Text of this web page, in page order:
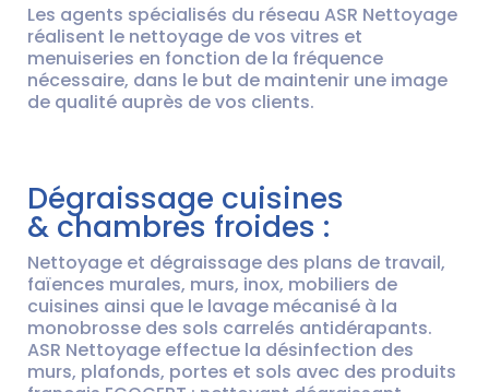
Les agents spécialisés du réseau ASR Nettoyage
réalisent le nettoyage de vos vitres et
menuiseries en fonction de la fréquence
nécessaire, dans le but de maintenir une image
de qualité auprès de vos clients.
Dégraissage cuisines
& chambres froides :
Nettoyage et dégraissage des plans de travail,
faïences murales, murs, inox, mobiliers de
cuisines ainsi que le lavage mécanisé à la
monobrosse des sols carrelés antidérapants.
ASR Nettoyage effectue la désinfection des
murs, plafonds, portes et sols avec des produits